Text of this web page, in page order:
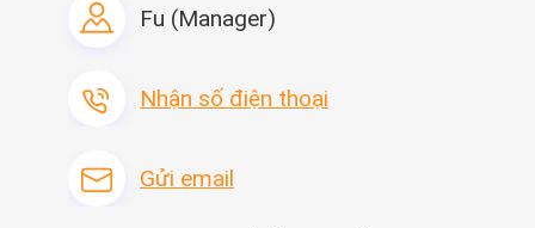
Fu (Manager)
Nhận số điện thoại
Gửi email